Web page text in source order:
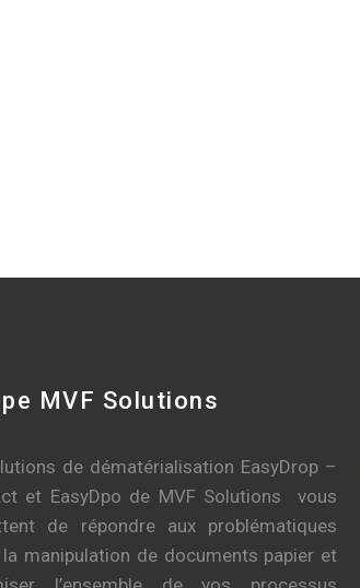
MVF Solutions
de dématérialisation EasyDrop –
et EasyDpo de MVF Solutions vous
de répondre aux problématiques
manipulation de documents papier et